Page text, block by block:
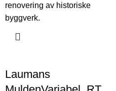
renovering av historiske
byggverk.
Laumans